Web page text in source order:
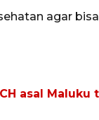
agar
asal Maluku